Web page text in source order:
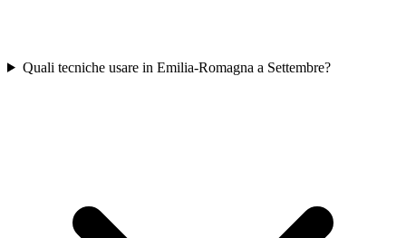
Quali tecniche usare in Emilia-Romagna a Settembre?